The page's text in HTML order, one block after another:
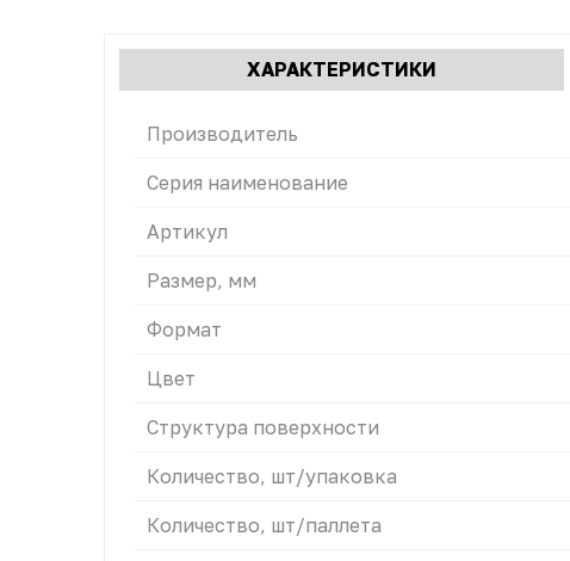
Характеристики
табы
ХАРАКТЕРИСТИКИ
Производитель
Серия наименование
Артикул
Размер, мм
Формат
Цвет
Структура поверхности
Количество, шт/упаковка
Количество, шт/паллета